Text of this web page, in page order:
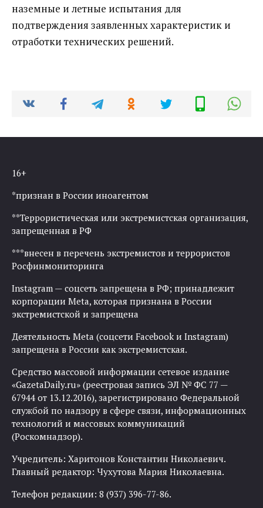
наземные и летные испытания для
подтверждения заявленных характеристик и
отработки технических решений.
16+
*признан в России иноагентом
**Террористическая или экстремистская организация,
запрещенная в РФ
***внесен в перечень экстремистов и террористов
Росфинмониторинга
Instagram — соцсеть запрещена в РФ; принадлежит
корпорации Meta, которая признана в России
экстремистской и запрещена
Деятельность Meta (соцсети Facebook и Instagram)
запрещена в России как экстремистская.
Средство массовой информации сетевое издание
«GazetaDaily.ru» (реестровая запись ЭЛ № ФС 77 —
67944 от 13.12.2016), зарегистрировано Федеральной
службой по надзору в сфере связи, информационных
технологий и массовых коммуникаций
(Роскомнадзор).
Учредитель: Харитонов Константин Николаевич.
Главный редактор: Чухутова Мария Николаевна.
Телефон редакции: 8 (937) 396-77-86.